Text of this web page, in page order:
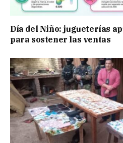
Día del Niño: jugueterías
para sostener las ventas